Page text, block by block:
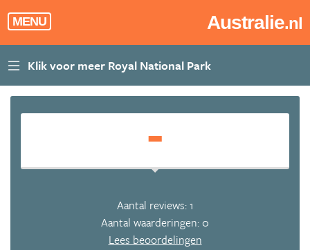
MENU Australie.nl
-
Aantal reviews: 1
Aantal waarderingen: 0
Lees beoordelingen